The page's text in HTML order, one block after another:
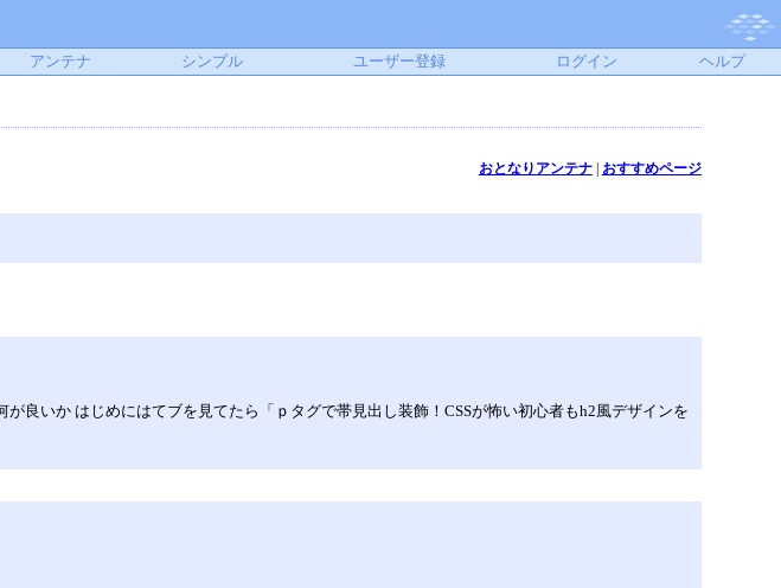
アンテナ シンプル ユーザー登録 ログイン ヘルプ
おとなりアンテナ| おすすめページ
良いか はじめにはてブを見てたら「ｐタグで帯見出し装飾！CSSが怖い初心者もh2風デザインを